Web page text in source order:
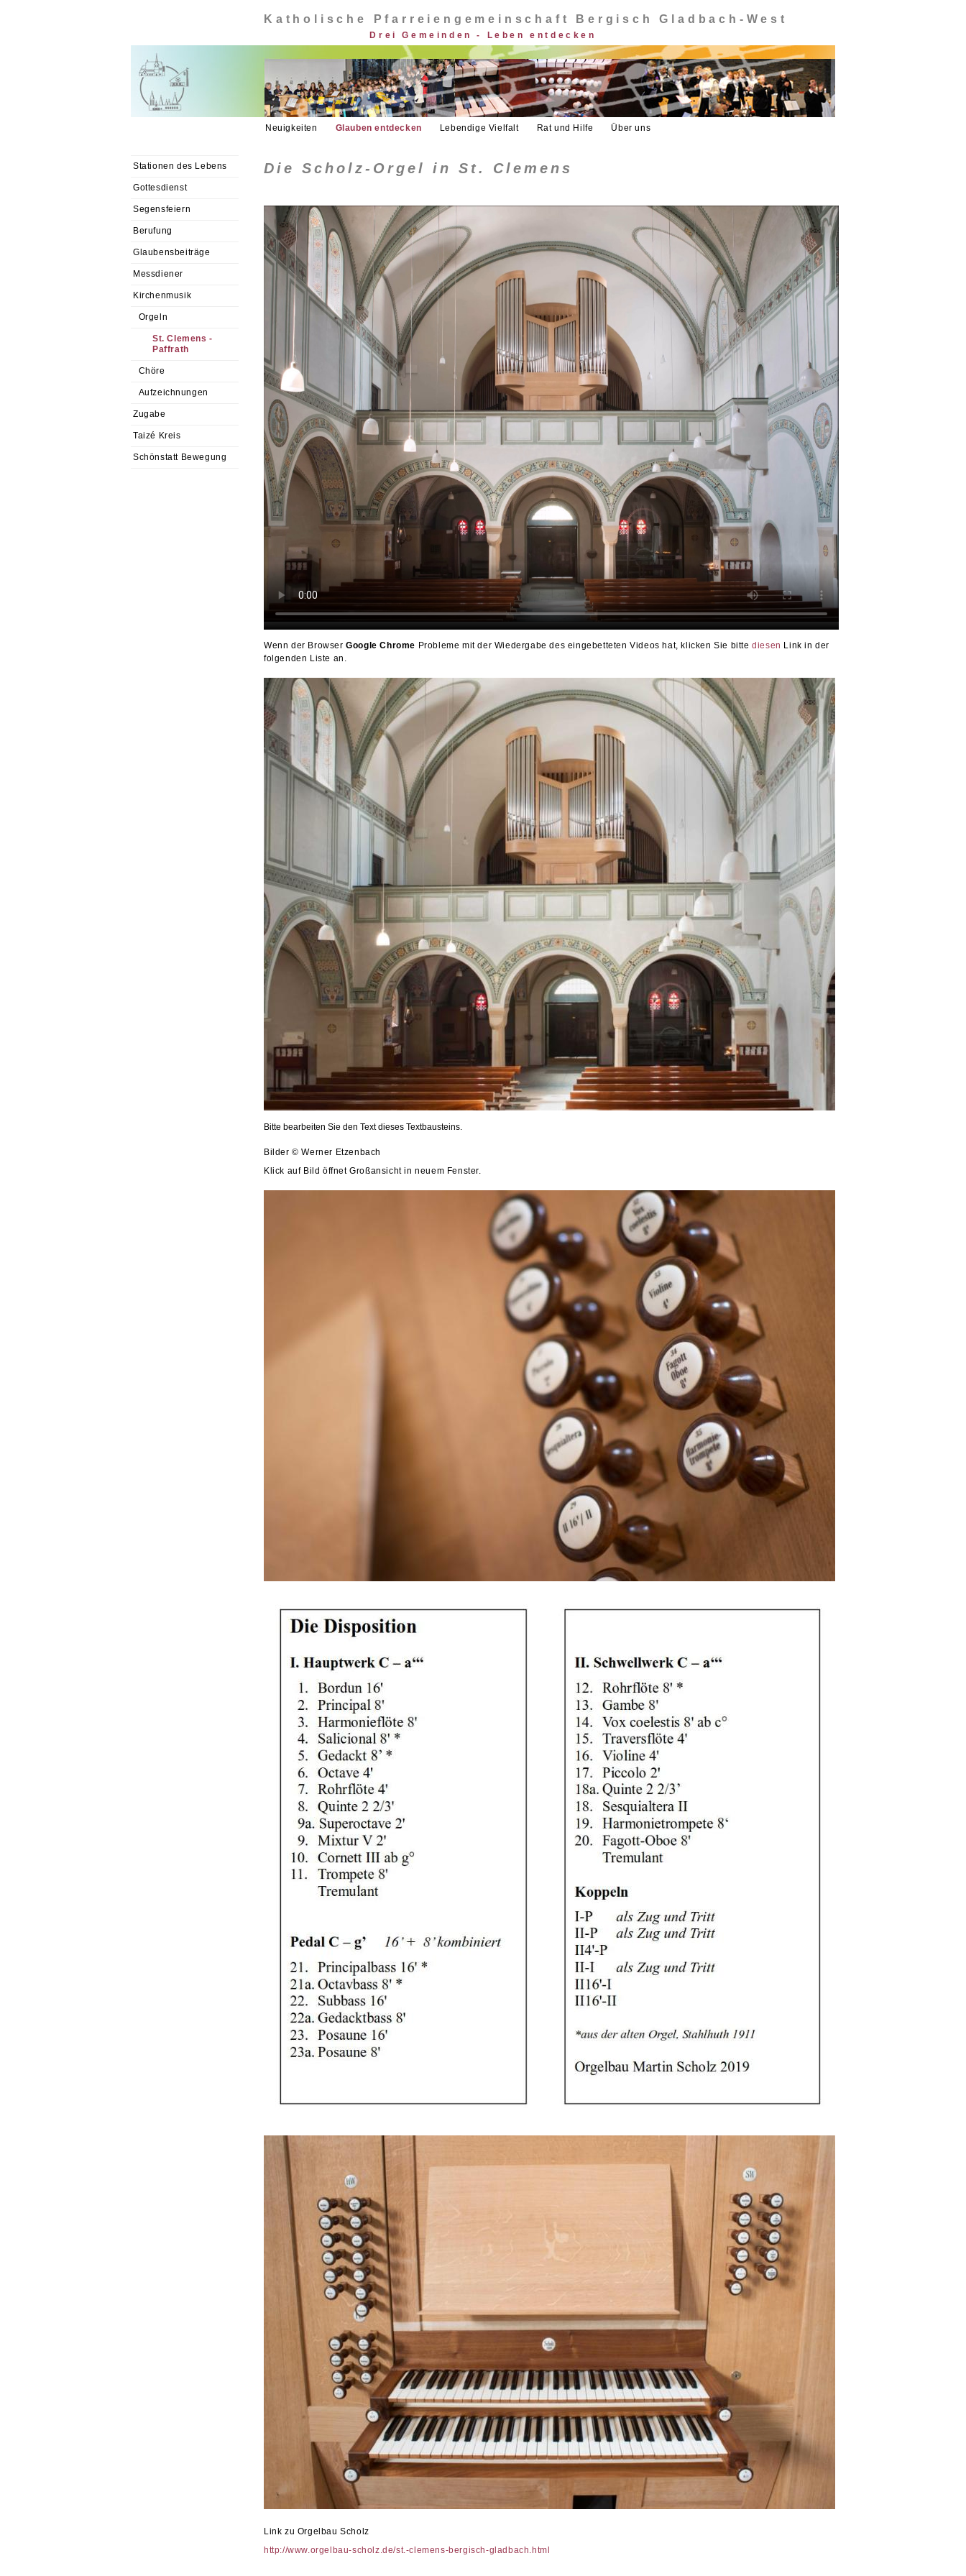
Katholische Pfarreiengemeinschaft Bergisch Gladbach-West
Drei Gemeinden - Leben entdecken
Neuigkeiten Glauben entdecken Lebendige Vielfalt Rat und Hilfe Über uns
Stationen des Lebens
Gottesdienst
Segensfeiern
Berufung
Glaubensbeiträge
Messdiener
Kirchenmusik
Orgeln
St. Clemens -
Paffrath
Chöre
Aufzeichnungen
Zugabe
Taizé Kreis
Schönstatt Bewegung
Die Scholz-Orgel in St. Clemens
Wenn der BrowserGoogle Chrome Probleme mit der Wiedergabe des eingebetteten Videos hat, klicken Sie bittediesen Link in der
folgenden Liste an.
Bitte bearbeiten Sie den Text dieses Textbausteins.
Bilder © Werner Etzenbach
Klick auf Bild öffnet Großansicht in neuem Fenster.
Link zu Orgelbau Scholz
http://www.orgelbau-scholz.de/st.-clemens-bergisch-gladbach.html